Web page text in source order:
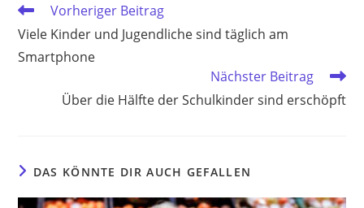
Weitere
ansehen
Vorheriger Beitrag
Viele Kinder und Jugendliche sind täglich am
Smartphone
Nächster Beitrag
Über die Hälfte der Schulkinder sind erschöpft
DAS KÖNNTE DIR AUCH GEFALLEN